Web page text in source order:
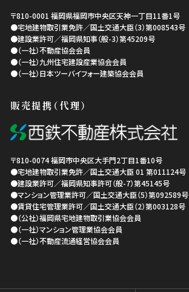
〒810-0001 福岡県福岡市中央区天神一丁目11番1号
●宅地建物取引業免許／国土交通大臣（3）第008543号
●建設業許可／福岡県知事（般-3）第45209号
●（一社）不動産協会会員
●（一社）九州住宅建設産業協会会員
●（一社）日本ツーバイフォー建築協会会員
販売提携（代理）
〒810-0074福岡市中央区大手門2丁目1番10号
●宅地建物取引業免許／国土交通大臣 01 第011124号
●建設業許可／福岡県知事許可（般-7）第45145号
●マンション管理業許可／国土交通大臣（5）第092589号
●賃貸住宅管理業許可／国土交通大臣（2）第003128号
●（公社）福岡県宅地建物取引業協会会員
●（一社）マンション管理業協会会員
●（一社）不動産流通経営協会会員